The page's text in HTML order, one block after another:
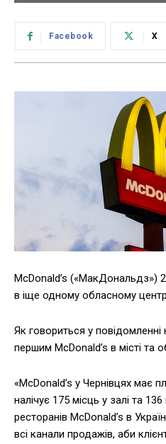
Facebook X
McDonald’s («МакДональдз»)
в іще одному обласному
Як говориться у повідомленні
першим McDonald’s в місті та
«McDonald’s у Чернівцях має
налічує 175 місць у залі та
ресторанів McDonald’s в
всі канали продажів, аби